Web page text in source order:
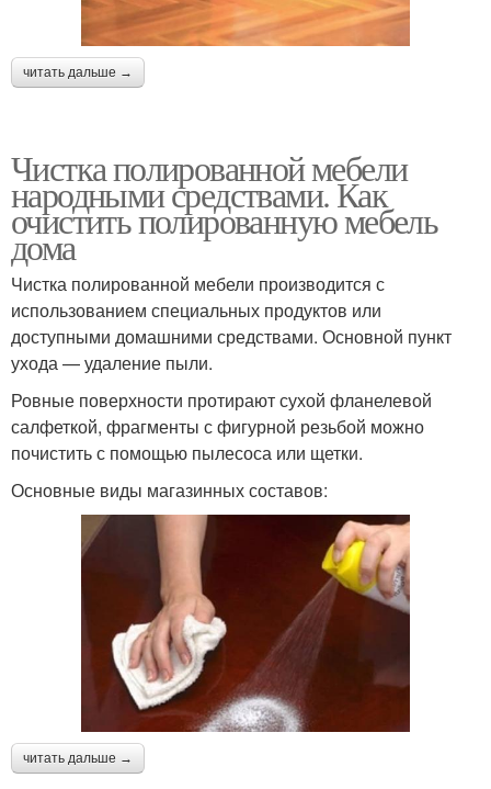
читать дальше →
Чистка полированной мебели
народными средствами. Как
очистить полированную мебель
дома
Чистка полированной мебели производится с
использованием специальных продуктов или
доступными домашними средствами. Основной пункт
ухода — удаление пыли.
Ровные поверхности протирают сухой фланелевой
салфеткой, фрагменты с фигурной резьбой можно
почистить с помощью пылесоса или щетки.
Основные виды магазинных составов:
читать дальше →